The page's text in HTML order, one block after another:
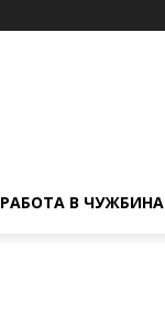
РАБОТА В ЧУЖБИНА